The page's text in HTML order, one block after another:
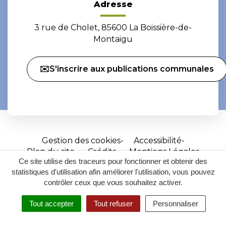
Ce site utilise des traceurs pour fonctionner et obtenir des
statistiques d'utilisation afin améliorer l'utilisation, vous pouvez
contrôler ceux que vous souhaitez activer.
Tout accepter Tout refuser Personnaliser
RECHERCHER
ACCESSIBILITÉ
Adresse
3 rue de Cholet, 85600 La Boissière-de-
Montaigu
✉️S'inscrire aux publications communales
Gestion des cookies
Accessibilité
Plan du site
Crédits
Mentions Légales
Site
réalisé
par
Inovagora